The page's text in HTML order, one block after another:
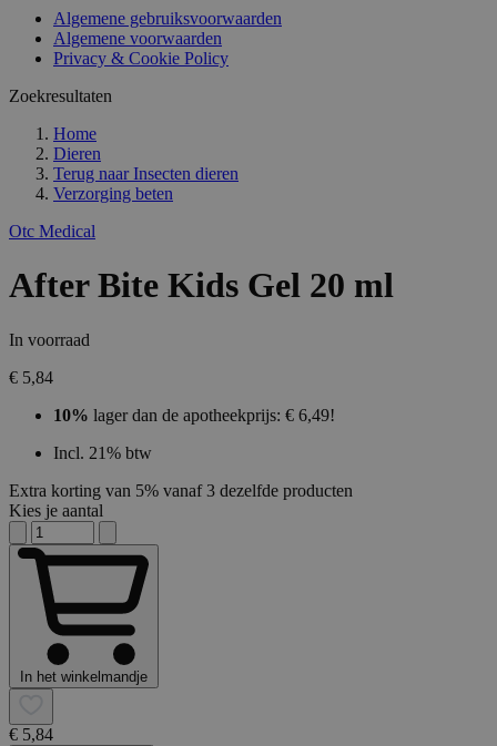
Algemene gebruiksvoorwaarden
Algemene voorwaarden
Privacy & Cookie Policy
Zoekresultaten
Home
Dieren
Terug naar Insecten dieren
Verzorging beten
Otc Medical
After Bite Kids Gel 20 ml
In voorraad
€ 5,84
10% lager dan de apotheekprijs: € 6,49!
Incl. 21% btw
Extra korting van 5% vanaf 3 dezelfde producten
Kies je aantal
In het winkelmandje
€ 5,84